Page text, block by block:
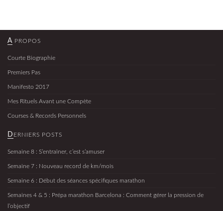
A PROPOS
Courte Biographie
Premiers Pas
Manifesto 2017
Mes Rituels Avant une Compète
Courses & Records Personnels
DERNIERS POSTS
Semaine 8 : S’entraîner, c’est s’amuser
Semaine 7 : Nouveau record de km/mois
Semaine 6 : Début des séances spécifiques marathon
Semaines 4 & 5 : Prépa marathon Barcelona : Comment gérer la pression de
l’objectif